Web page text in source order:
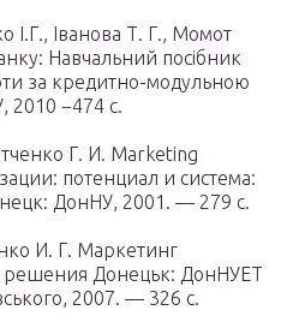
І.Г., Іванова Т. Г., Момот
Навчальний посібник
за кредитно-модульною
2010 −474 с.
Г. И. Marketing
потенциал и система:
ДонНУ, 2001. — 279 с.
И. Г. Маркетинг
Донецьк: ДонНУЕТ
2007. — 326 с.